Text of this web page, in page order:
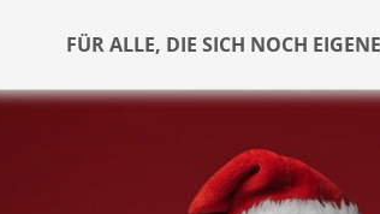
FÜR ALLE, DIE SICH NOCH